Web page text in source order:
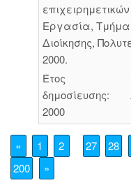
Εργασία,
Διοίκησης,
2000.
Έτος
δημοσίευσης:
2000
« 1 2 27 28
200
»